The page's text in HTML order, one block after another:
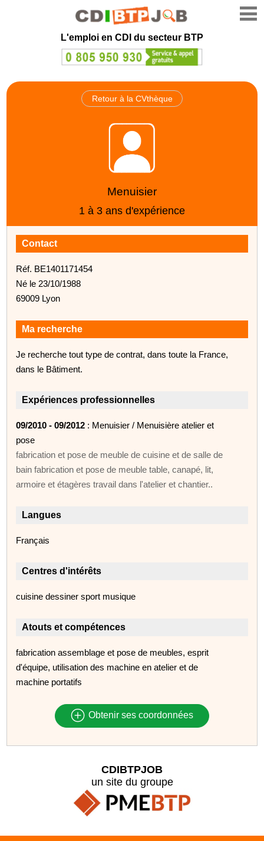
L'emploi en CDI du secteur BTP
Retour à la CVthèque
Menuisier
1 à 3 ans d'expérience
Contact
Réf. BE1401171454
Né le 23/10/1988
69009 Lyon
Ma recherche
Je recherche tout type de contrat, dans toute la France,
dans le Bâtiment.
Expériences professionnelles
09/2010 - 09/2012 : Menuisier / Menuisière atelier et
pose
fabrication et pose de meuble de cuisine et de salle de
bain fabrication et pose de meuble table, canapé, lit,
armoire et étagères travail dans l'atelier et chantier..
Langues
Français
Centres d'intérêts
cuisine dessiner sport musique
Atouts et compétences
fabrication assemblage et pose de meubles, esprit
d'équipe, utilisation des machine en atelier et de
machine portatifs
Obtenir ses coordonnées
CDIBTPJOB
un site du groupe